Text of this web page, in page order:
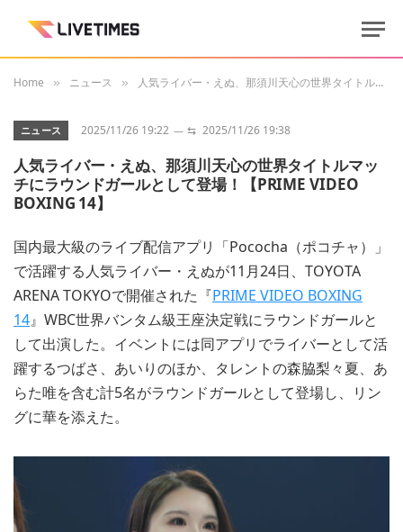
Home » ニュース » 人気ライバー・えぬ、那須川天心の世界タイトルマッチにラウンドガールとして登場！【PRIME VIDEO BOXING 14】
ニュース 2025/11/26 19:22 ⇆ 2025/11/26 19:38
人気ライバー・えぬ、那須川天心の世界タイトルマッ
チにラウンドガールとして登場！【PRIME VIDEO
BOXING 14】
国内最大級のライブ配信アプリ「Pococha（ポコチャ）」
で活躍する人気ライバー・えぬが11月24日、TOYOTA
ARENA TOKYOで開催された『PRIME VIDEO BOXING
14』WBC世界バンタム級王座決定戦にラウンドガールと
して出演した。イベントには同アプリでライバーとして活
躍するつばさ、あいりのほか、タレントの森脇梨々夏、あ
らた唯を含む計5名がラウンドガールとして登場し、リン
グに華を添えた。